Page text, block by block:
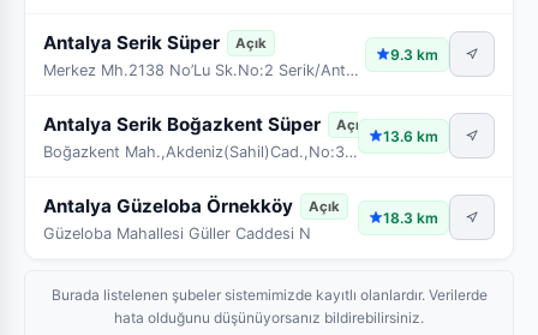
Antalya Serik Süper Açık
Merkez Mh.2138 No’Lu Sk.No:2 Serik/Antalya
9.3 km
Antalya Serik Boğazkent Süper Açık
Boğazkent Mah.,Akdeniz(Sahil)Cad.,No:30 A Blok/1-2
13.6 km
Antalya Güzeloba Örnekköy Açık
Güzeloba Mahallesi Güller Caddesi N
18.3 km
Burada listelenen şubeler sistemimizde kayıtlı olanlardır. Verilerde
hata olduğunu düşünüyorsanız bildirebilirsiniz.